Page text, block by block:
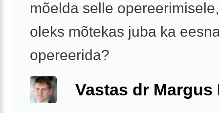
mõelda selle
oleks mõtekas juba ka
opereerida?
Vastas dr Margus